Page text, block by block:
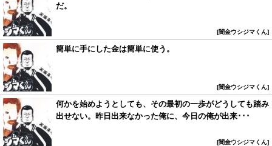
だ。
闇金ウシジマくん
簡単に手にした金は簡単に使う。
闇金ウシジマくん
何かを始めようとしても、その最初の一歩がどうしても踏み
出せない。昨日出来なかった俺に、今日の俺が出来･･･
闇金ウシジマくん